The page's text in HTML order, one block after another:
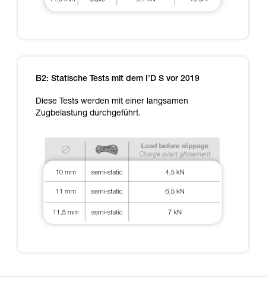
B2: Statische Tests mit dem I’D S vor 2019
Diese Tests werden mit einer langsamen
Zugbelastung durchgeführt.